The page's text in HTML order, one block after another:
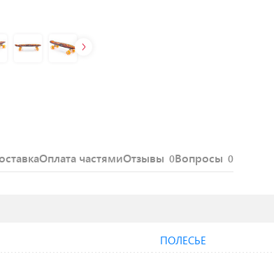
Оплата частямиОтзывы 0Вопросы 0
ПОЛЕСЬЕ